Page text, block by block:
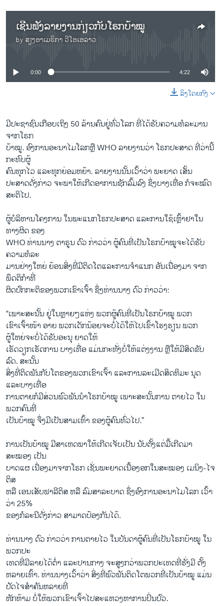
ເຊີນຟັງລາຍງານກ່ຽວກັບໂຣກບ້າໝູ
by ສຽງອາເມຣິກາ ວີໂອເອລາວ
No media source currently available
0:00 4:22
ລິງໂດຍກົງ
ມີປະຊາຊົນເກືອບເຖິງ 50 ລ້ານຄົນຢູ່ທົ່ວໂລກ ທີ່ໄດ້ຮັບຄວາມທໍລະມານ
ຈາກໂຣກ
ບ້າໝູ. ອົງການອະນາໄມໂລກຫຼື WHO ລາຍງານວ່າ ໂຣກປະສາດ ທີ່ວ່ານີ້
ກະທົບຜູ້
ຄົນທຸກໄວ ແລະທຸກຍ່ອມຫຍ້າ. ລາຍງານນັ້ນເວົ້າວ່າ ພະຍາດ ເສັ້ນ
ປະສາດດັ່ງກ່າວ ຈະພາໃຫ້ເກີດອາການຊັກລົ້ມລົງ ຊຶ່ງບາງເທື່ອ ກໍຈະໝົດ
ສະຕິໄປ.
ຜູ້ບໍລິຫານໂຄງການ ໃນພະແນກໂຣກປະສາດ ແລະການໃຊ້ເຫຼົ້າຢາໃນ
ທາງຜິດ ຂອງ
WHO ທ່ານນາງ ຕາຣູນ ດົວ ກ່າວວ່າ ຜູ້ຄົນທີ່ເປັນໂຣກບ້າໝູຈະໄດ້ຮັບ
ຄວາມທໍລະ
ມານຢ່າງໃຫຍ່ ຍ້ອນສິ່ງທີ່ມີຕິດໂຕແລະການຈຳແນກ ອັນເນື່ອງມາ ຈາກ
ພຶດຕິກຳທີ່
ຜິດປົກກະຕິຂອງພວກເຂົາເຈົ້າ ຊຶ່ງທ່ານນາງ ດົວ ກ່າວວ່າ:
“ເພາະສະນັ້ນ ຢູ່ໃນຫຼາຍໆແຫ່ງ ພວກຜູ້ຄົນທີ່ເປັນໂຣກບ້າໝູ ພວກ
ເຂົາເຈົ້າໜ້າ ອາຍ ພວກເດັກນ້ອຍຈະບໍ່ໄດ້ໃຫ້ໄປເຂົ້າໂຮງຮຽນ ພວກ
ຜູ້ໃຫຍ່ຈະບໍ່ໄດ້ຮັບອະນຸ ຍາດໃຫ້
ເຮັດວຽກເຮັດການ ບາງເທື່ອ ແມ່ນກະທັ່ງບໍ່ໃຫ້ແຕ່ງງານ ຫຼືໃຫ້ມີສິດຂັບ
ລົດ. ສະນັ້ນ
ສິ່ງທີ່ຕິດພັນກັບໂຕຂອງພວກເຂົາເຈົ້າ ແລະການລະເມີດສິດທິມະ ນຸດ
ແລະບາງເທື່ອ
ການຕາຍກໍມີສ່ວນພົວພັນນຳໂຣກບ້າໝູ ເພາະສະນັ້ນການ ຕາຍໄວ ໃນ
ພວກຄົນທີ່
ເປັນບ້າໝູ ຈຶ່ງມີເປັນສາມເທົ້າ ຂອງຜູ້ຄົນທົ່ວໄປ.”
ການເປັນບ້າໝູ ມີສາເຫດພາໃຫ້ເກີດເຈັບເປັນ ນັບຕັ້ງແຕ່ມື້ເກີດມາ
ສະໝອງ ເປັນ
ບາດແຜ ເນື່ອງມາຈາກໂຣກ ເຊັ່ນພະຍາດເນື້ອງອກໃນສະໝອງ ເມນິງ-ໄຈ
ຕິສ
ຫລື ເອນເສັບຟາລີຕິສ ຫລື ລົມສາລະບາດ ຊຶ່ງອົງການອະນາໄມໂລກ ເວົ້າ
ວ່າ 25​%
ຂອງກໍລະນີດັ່ງກ່າວ ສາມາດປ້ອງກັນໄດ້.
ທ່ານນາງ ດົວ ກ່າວວ່າ ການຕາຍໄວ ໃນບັນດາຜູ້ຄົນທີ່ເປັນໂຣກບ້າໝູ ໃນ
ພວກປະ
ເທດທີ່ມີລາຍໄດ້ຕໍ່າ ແລະປານກາງ ຈະສູງກວ່າພວກປະເທດທີ່ຮັ່ງມີ ຕັ້ງ
ຫລາຍເທົ້າ. ທ່ານນາງເວົ້າວ່າ ສິ່ງທີ່ພົວພັນຕິດໂຕພວກທີ່ເປັນບ້າໝູ ແມ່ນ
ປັດໄຈສຳຄັນຫລາຍທີ່
ຫັກຫ້າມ ບໍ່ໃຫ້ພວກເຂົາເຈົ້າໄປສະແຫວງຫາການປິ່ນປົວ.